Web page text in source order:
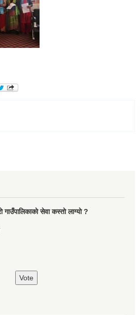
गाउँपालिकाकाे सेवा कस्ताे लाग्याे ?